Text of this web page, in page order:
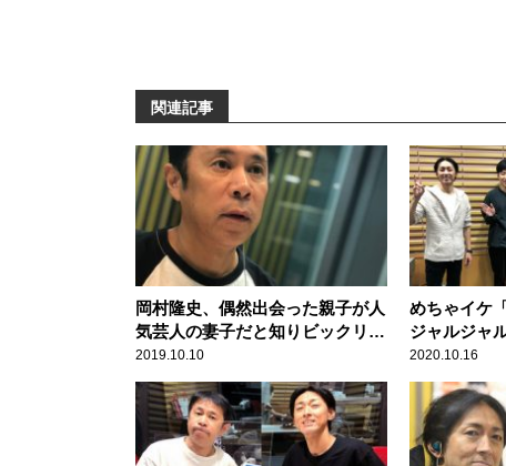
関連記事
岡村隆史、偶然出会った親子が人
気芸人の妻子だと知りビックリ！
「愛想よくしといて良かった」
2019.10.10
めちゃイケ
ジャルジャ
後に期待
2020.10.16